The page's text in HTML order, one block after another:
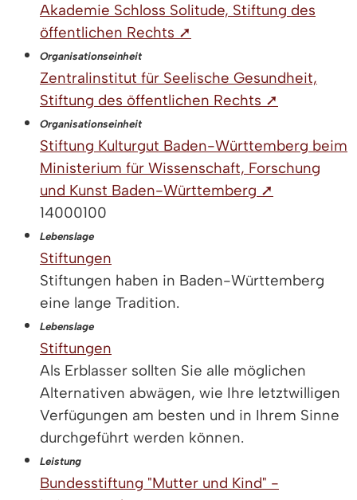
Akademie Schloss Solitude, Stiftung des
öffentlichen Rechts ➚
Organisationseinheit
Zentralinstitut für Seelische Gesundheit,
Stiftung des öffentlichen Rechts ➚
Organisationseinheit
Stiftung Kulturgut Baden-Württemberg beim
Ministerium für Wissenschaft, Forschung
und Kunst Baden-Württemberg ➚
14000100
Lebenslage
Stiftungen
Stiftungen haben in Baden-Württemberg
eine lange Tradition.
Lebenslage
Stiftungen
Als Erblasser sollten Sie alle möglichen
Alternativen abwägen, wie Ihre letztwilligen
Verfügungen am besten und in Ihrem Sinne
durchgeführt werden können.
Leistung
Bundesstiftung "Mutter und Kind" -